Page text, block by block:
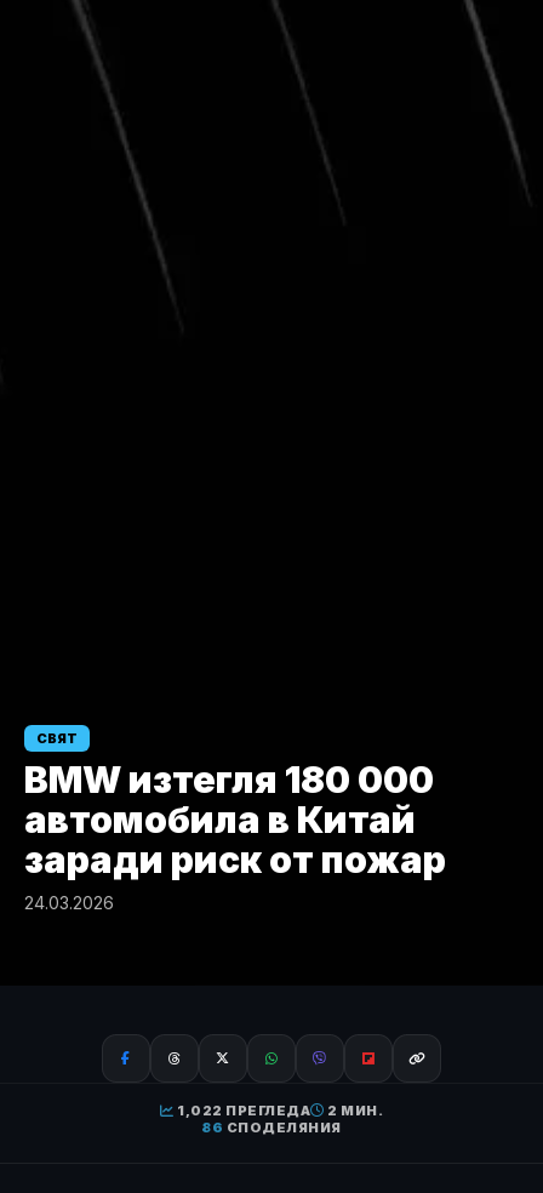
СВЯТ
BMW изтегля 180 000
автомобила в Китай
заради риск от пожар
24.03.2026
1,022 ПРЕГЛЕДА
2 МИН.
86 СПОДЕЛЯНИЯ